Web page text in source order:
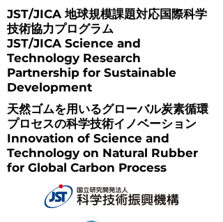
JST/JICA 地球規模課題対応国際科学
技術協力プログラム
天然ゴムを用いるグローバル炭素循環
プロセスの科学技術イノベーション
JST/JICA Science and
Technology Research
Partnership for Sustainable
Development
Innovation of Science and
Technology on Natural Rubber
for Global Carbon Process